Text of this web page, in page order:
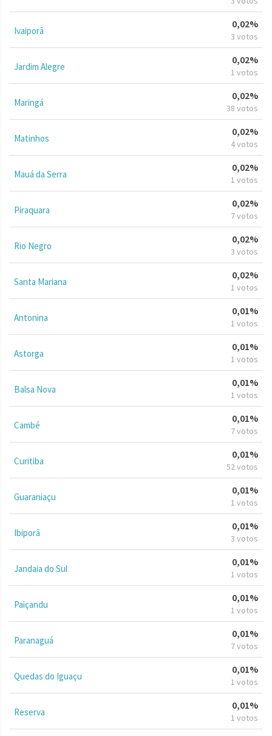
Ivaiporã
0,02%
3 votos
Jardim Alegre
0,02%
1 votos
Maringá
0,02%
38 votos
Matinhos
0,02%
4 votos
Mauá da Serra
0,02%
1 votos
Piraquara
0,02%
7 votos
Rio Negro
0,02%
3 votos
Santa Mariana
0,02%
1 votos
Antonina
0,01%
1 votos
Astorga
0,01%
1 votos
Balsa Nova
0,01%
1 votos
Cambé
0,01%
7 votos
Curitiba
0,01%
52 votos
Guaraniaçu
0,01%
1 votos
Ibiporã
0,01%
3 votos
Jandaia do Sul
0,01%
1 votos
Paiçandu
0,01%
1 votos
Paranaguá
0,01%
7 votos
Quedas do Iguaçu
0,01%
1 votos
Reserva
0,01%
1 votos